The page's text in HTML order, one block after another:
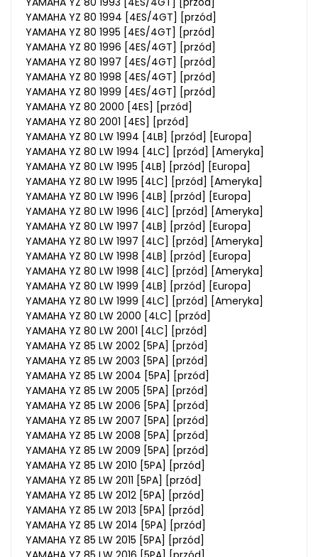
YAMAHA YZ 80 1994 [4ES/4GT] [przód]
YAMAHA YZ 80 1995 [4ES/4GT] [przód]
YAMAHA YZ 80 1996 [4ES/4GT] [przód]
YAMAHA YZ 80 1997 [4ES/4GT] [przód]
YAMAHA YZ 80 1998 [4ES/4GT] [przód]
YAMAHA YZ 80 1999 [4ES/4GT] [przód]
YAMAHA YZ 80 2000 [4ES] [przód]
YAMAHA YZ 80 2001 [4ES] [przód]
YAMAHA YZ 80 LW 1994 [4LB] [przód] [Europa]
YAMAHA YZ 80 LW 1994 [4LC] [przód] [Ameryka]
YAMAHA YZ 80 LW 1995 [4LB] [przód] [Europa]
YAMAHA YZ 80 LW 1995 [4LC] [przód] [Ameryka]
YAMAHA YZ 80 LW 1996 [4LB] [przód] [Europa]
YAMAHA YZ 80 LW 1996 [4LC] [przód] [Ameryka]
YAMAHA YZ 80 LW 1997 [4LB] [przód] [Europa]
YAMAHA YZ 80 LW 1997 [4LC] [przód] [Ameryka]
YAMAHA YZ 80 LW 1998 [4LB] [przód] [Europa]
YAMAHA YZ 80 LW 1998 [4LC] [przód] [Ameryka]
YAMAHA YZ 80 LW 1999 [4LB] [przód] [Europa]
YAMAHA YZ 80 LW 1999 [4LC] [przód] [Ameryka]
YAMAHA YZ 80 LW 2000 [4LC] [przód]
YAMAHA YZ 80 LW 2001 [4LC] [przód]
YAMAHA YZ 85 LW 2002 [5PA] [przód]
YAMAHA YZ 85 LW 2003 [5PA] [przód]
YAMAHA YZ 85 LW 2004 [5PA] [przód]
YAMAHA YZ 85 LW 2005 [5PA] [przód]
YAMAHA YZ 85 LW 2006 [5PA] [przód]
YAMAHA YZ 85 LW 2007 [5PA] [przód]
YAMAHA YZ 85 LW 2008 [5PA] [przód]
YAMAHA YZ 85 LW 2009 [5PA] [przód]
YAMAHA YZ 85 LW 2010 [5PA] [przód]
YAMAHA YZ 85 LW 2011 [5PA] [przód]
YAMAHA YZ 85 LW 2012 [5PA] [przód]
YAMAHA YZ 85 LW 2013 [5PA] [przód]
YAMAHA YZ 85 LW 2014 [5PA] [przód]
YAMAHA YZ 85 LW 2015 [5PA] [przód]